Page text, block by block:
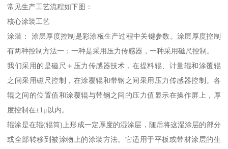
常见生产工艺流程如下图：
核心涂装工艺
涂装： 涂层厚度控制是彩涂板生产过程中关键参数。涂层厚度控制
有两种控制方法一：一种是采用压力传感器，一种采用磁尺控制。
我们采用的是磁尺＋压力传感器技术，在提料辊、计量辊和涂覆辊
之间采用磁尺控制，在涂覆辊和带钢之间采用压力传感器控制。各
辊之间的位置值和涂覆辊与带钢之间的压力值显示在操作屏上，厚
度控制在±1μ以内。
辊涂是在辊(辊筒)上形成一定厚度的湿涂层，随后将这湿涂层的部分
或全部转移到被涂物上的涂装方法。它适用于平板或带材涂层的生